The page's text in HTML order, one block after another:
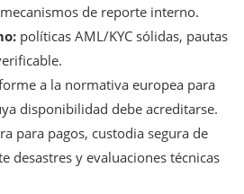
de reporte interno.
políticas AML/KYC sólidas, pautas
a la normativa europea para
disponibilidad debe acreditarse.
para pagos, custodia segura de
desastres y evaluaciones técnicas